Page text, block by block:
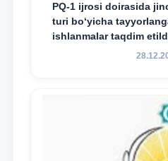
PQ-1 ijrosi doirasida
turi bo‘yicha
ishlanmalar taqdim